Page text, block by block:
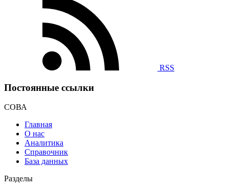
RSS
Постоянные ссылки
СОВА
Главная
О нас
Аналитика
Справочник
База данных
Разделы